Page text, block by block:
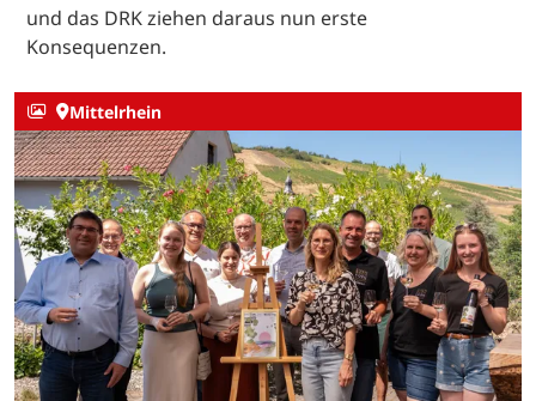
und das DRK ziehen daraus nun erste
Konsequenzen.
Mittelrhein